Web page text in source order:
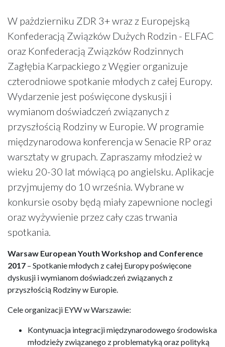
W pażdzierniku ZDR 3+ wraz z Europejską
Konfederacją Związków Dużych Rodzin - ELFAC
oraz Konfederacją Związków Rodzinnych
Zagłębia Karpackiego z Węgier organizuje
czterodniowe spotkanie młodych z całej Europy.
Wydarzenie jest poświęcone dyskusji i
wymianom doświadczeń związanych z
przyszłością Rodziny w Europie. W programie
międzynarodowa konferencja w Senacie RP oraz
warsztaty w grupach. Zapraszamy młodzież w
wieku 20-30 lat mówiącą po angielsku. Aplikacje
przyjmujemy do 10 września. Wybrane w
konkursie osoby będą miały zapewnione noclegi
oraz wyżywienie przez cały czas trwania
spotkania.
Warsaw European Youth Workshop and Conference
2017 – Spotkanie młodych z całej Europy poświęcone
dyskusji i wymianom doświadczeń związanych z
przyszłością Rodziny w Europie.
Cele organizacji EYW w Warszawie:
Kontynuacja integracji międzynarodowego środowiska
młodzieży związanego z problematyką oraz polityką